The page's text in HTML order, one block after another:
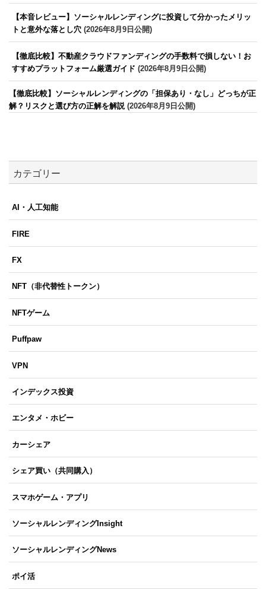
【本音レビュー】ソーシャルレンディングに投資して分かったメリッ
トと意外な落とし穴 (2026年8月9日公開)
【徹底比較】不動産クラウドファンディングの手数料で損しない！お
すすめプラットフォーム厳選ガイド (2026年8月9日公開)
【徹底比較】ソーシャルレンディングの「担保あり・なし」どっちが正
解？リスクと選び方の正解を解説(2026年8月9日公開)
カテゴリー
AI・人工知能
FIRE
FX
NFT（非代替性トークン）
NFTゲーム
Puffpaw
VPN
インデックス投資
エンタメ・ホビー
カーシェア
シェア買い（共同購入）
スマホゲーム・アプリ
ソーシャルレンディングInsight
ソーシャルレンディングNews
ポイ活